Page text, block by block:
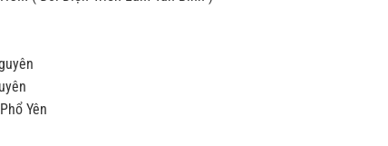
Yên